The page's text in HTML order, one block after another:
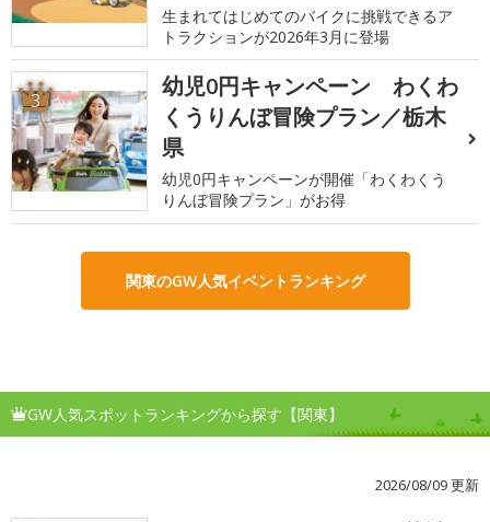
生まれてはじめてのバイクに挑戦できるア
トラクションが2026年3月に登場
3
幼児0円キャンペーン わくわ
くうりんぼ冒険プラン／栃木
県
幼児0円キャンペーンが開催「わくわくう
りんぼ冒険プラン」がお得
関東のGW人気イベントランキング
GW人気スポットランキングから探す【関東】
2026/08/09 更新